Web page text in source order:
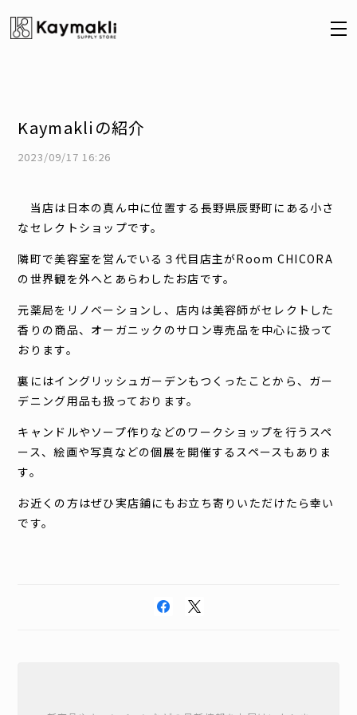
Kaymakliの紹介
2023/09/17 16:26
当店は日本の真ん中に位置する長野県辰野町にある小さ
なセレクトショップです。
隣町で美容室を営んでいる３代目店主がRoom CHICORA
の世界観を外へとあらわしたお店です。
元薬局をリノベーションし、店内は美容師がセレクトした
香りの商品、オーガニックのサロン専売品を中心に扱って
おります。
裏にはイングリッシュガーデンもつくったことから、ガー
デニング用品も扱っております。
キャンドルやソープ作りなどのワークショップを行うスペ
ース、絵画や写真などの個展を開催するスペースもありま
す。
お近くの方はぜひ実店鋪にもお立ち寄りいただけたら幸い
です。